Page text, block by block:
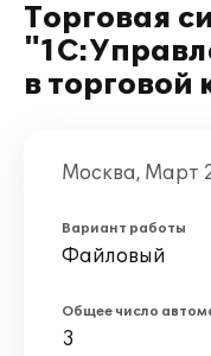
Торговая
в торговой
Москва, Март
Вариант работы
Файловый
Общее число
3